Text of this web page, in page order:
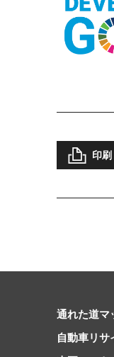
印刷
通れた道マ
自動車リサ